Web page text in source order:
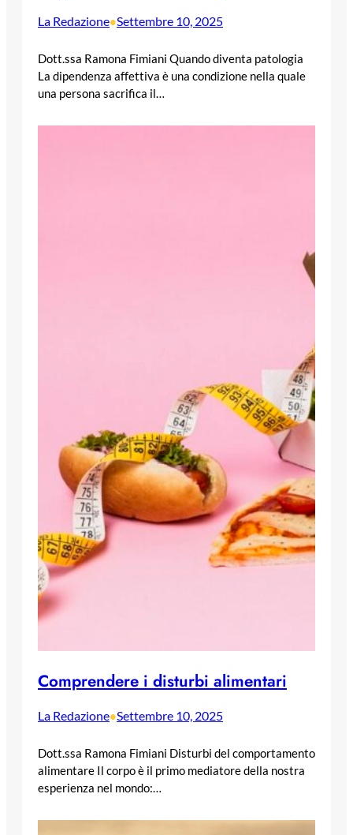
La Redazione•Settembre 10, 2025
Dott.ssa Ramona Fimiani Quando diventa patologia
La dipendenza affettiva è una condizione nella quale
una persona sacrifica il…
Comprendere i disturbi alimentari
La Redazione•Settembre 10, 2025
Dott.ssa Ramona Fimiani Disturbi del comportamento
alimentare Il corpo è il primo mediatore della nostra
esperienza nel mondo:…